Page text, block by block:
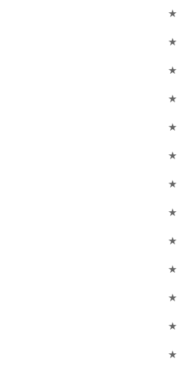
★
★
★
★
★
★
★
★
★
★
★
★
★